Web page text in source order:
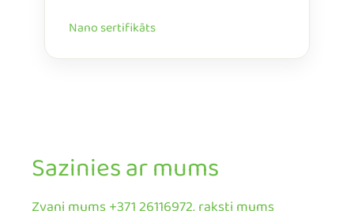
Nano sertifikāts
Sazinies ar mums